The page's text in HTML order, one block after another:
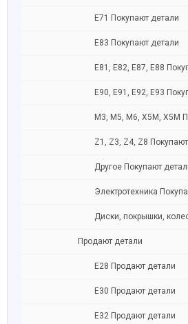
Е71 Покупают детали
Е83 Покупают детали
E81, E82, E87, E88
Е90, E91, E92, E93
M3, M5, M6, X5M, X5M
Z1, Z3, Z4, Z8
Другое Покупают
Электротехника
Диски, покрышки,
Продают детали
Е28 Продают детали
Е30 Продают детали
Е32 Продают детали